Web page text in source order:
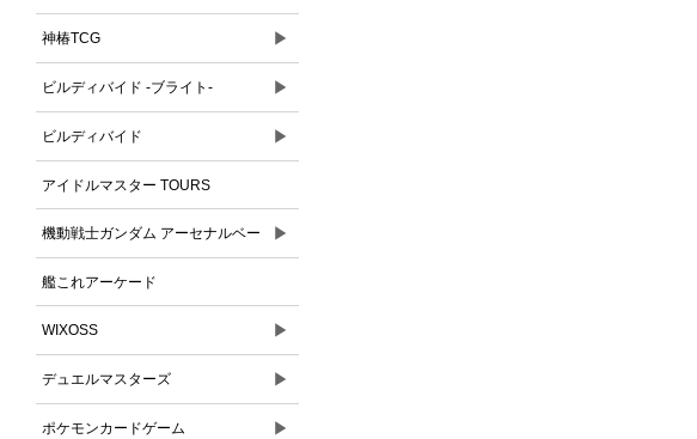
神椿TCG ▶
ビルディバイド -ブライト- ▶
ビルディバイド ▶
アイドルマスター TOURS
機動戦士ガンダム アーセナルベー
ス
▶
艦これアーケード
WIXOSS ▶
デュエルマスターズ ▶
ポケモンカードゲーム ▶